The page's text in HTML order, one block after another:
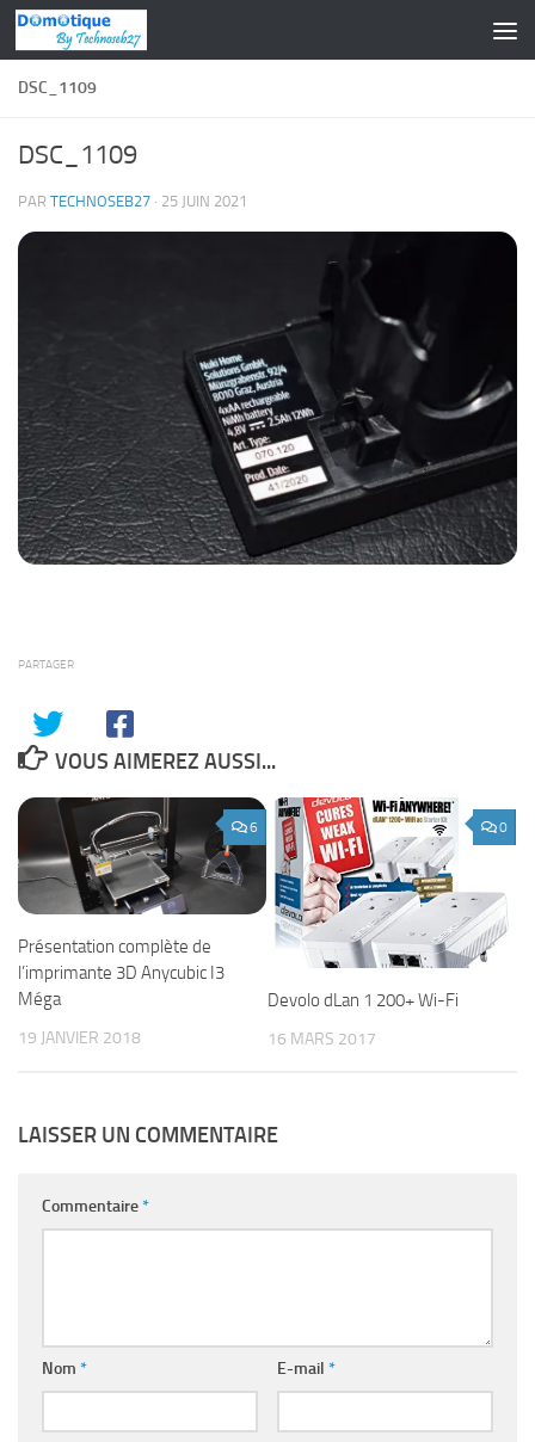
Skip to content
DSC_1109
DSC_1109
PAR TECHNOSEB27 · 25 JUIN 2021
PARTAGER
VOUS AIMEREZ AUSSI...
6
Présentation complète de
l’imprimante 3D Anycubic I3
Méga
19 JANVIER 2018
0
Devolo dLan 1 200+ Wi-Fi
16 MARS 2017
LAISSER UN COMMENTAIRE
Commentaire*
Nom * E-mail *